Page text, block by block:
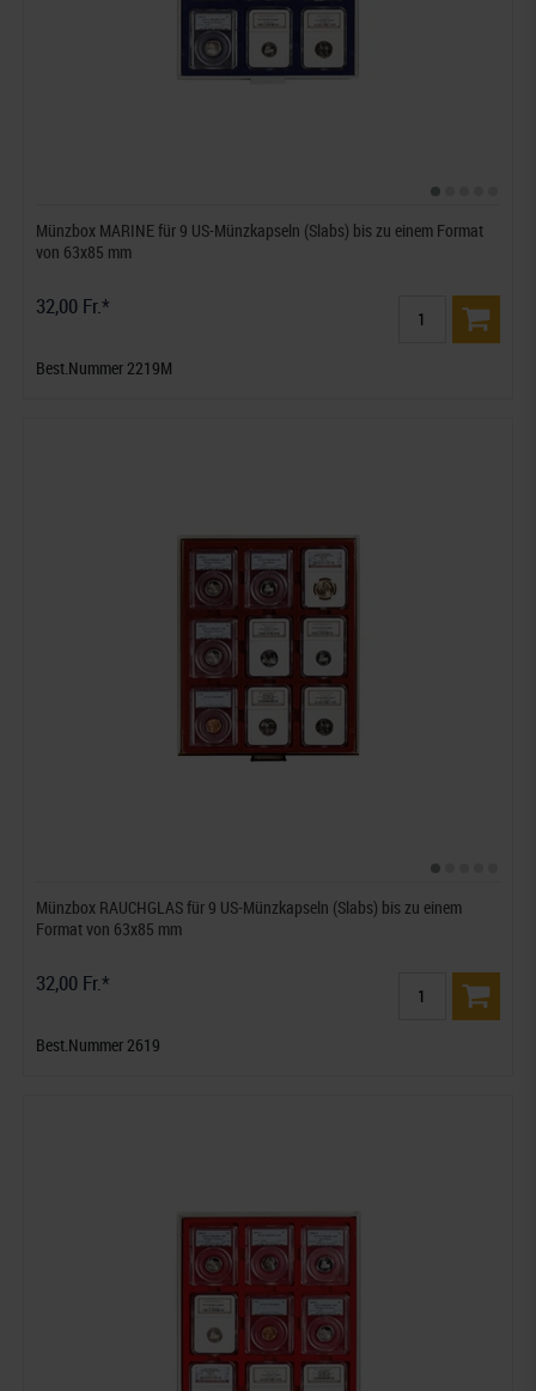
Münzbox MARINE für 9 US-Münzkapseln (Slabs) bis zu einem Format
von 63x85 mm
32,00 Fr.*
Best.Nummer 2219M
Münzbox RAUCHGLAS für 9 US-Münzkapseln (Slabs) bis zu einem
Format von 63x85 mm
32,00 Fr.*
Best.Nummer 2619